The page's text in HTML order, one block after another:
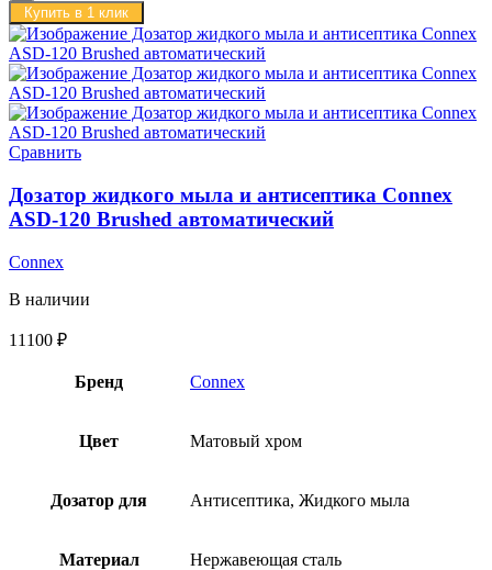
Купить в 1 клик
Сравнить
Дозатор жидкого мыла и антисептика Connex
ASD-120 Brushed автоматический
Connex
В наличии
11100 ₽
Бренд Connex
Цвет Матовый хром
Дозатор для Антисептика, Жидкого мыла
Материал Нержавеющая сталь